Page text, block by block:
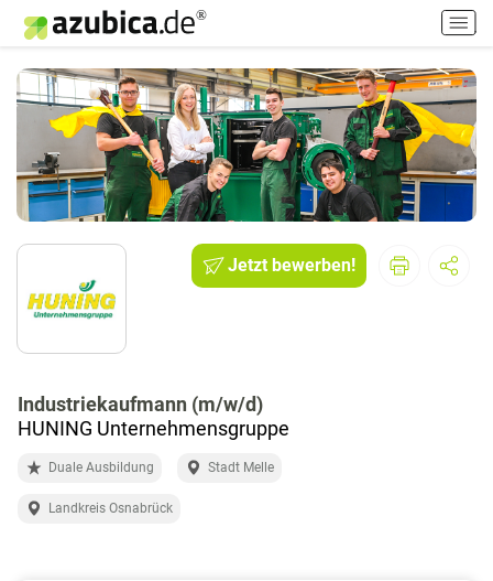
H
a
u
p
t
m
e
n
i
Jetzt bewerben!
Industriekaufmann (m/w/d)
HUNING Unternehmensgruppe
Duale Ausbildung Stadt Melle
Landkreis Osnabrück